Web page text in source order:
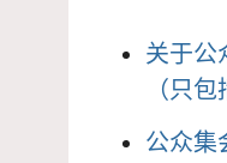
关于公
（只
公众集